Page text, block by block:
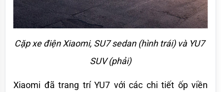
Cặp xe điện Xiaomi, SU7 sedan (hình trái) và YU7
SUV (phải)
Xiaomi đã trang trí YU7 với các chi tiết ốp viền